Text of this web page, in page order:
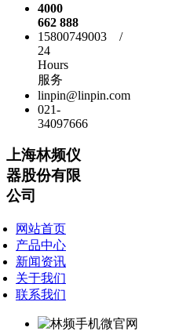
4000
662 888
15800749003 /
24
Hours
服务
linpin@linpin.com
021-
34097666
上海林频仪
器股份有限
公司
网站首页
产品中心
新闻资讯
关于我们
联系我们